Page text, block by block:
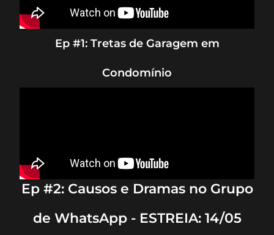
Ep #1: Tretas de Garagem em
Condomínio
Ep #2: Causos e Dramas no Grupo
de WhatsApp - ESTREIA: 14/05